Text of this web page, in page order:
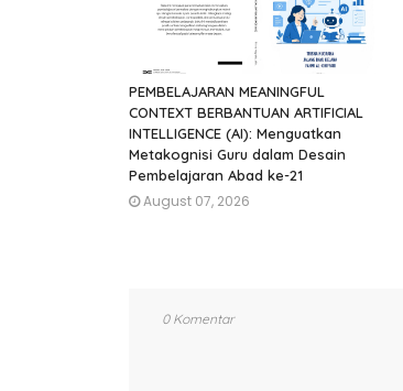
PEMBELAJARAN MEANINGFUL
CONTEXT BERBANTUAN ARTIFICIAL
INTELLIGENCE (AI): Menguatkan
Metakognisi Guru dalam Desain
Pembelajaran Abad ke-21
August 07, 2026
0 Komentar